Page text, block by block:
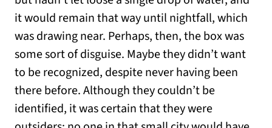
it would remain that way until nightfall, which
was drawing near. Perhaps, then, the box was
some sort of disguise. Maybe they didn’t want
to be recognized, despite never having been
there before. Although they couldn’t be
identified, it was certain that they were